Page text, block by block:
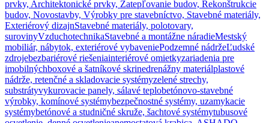
prvky, Architektonické prvky, Zatepľovanie budov, Rekonštrukcie
budov, Novostavby, Výrobky pre stavebníctvo, Stavebné materiály,
Exteriérový dizajnStavebné materiály, polotovary,
surovinyVzduchotechnikaStavebné a montážne náradieMestský
mobiliár, nábytok, exteriérové vybaveniePodzemné nádržeĽudské
zdrojebezbariérové riešeniainteriérové omietkyzariadenia pre
imobilnýchboxové a šatníkové skrinedrenážny materiálplastové
nádrže, retenčné a skladovacie systémyzelené strechy,
substrátyvykurovacie panely, sálavé teplobetónovo-stavebné
výrobky, komínové systémybezpečnostné systémy, uzamykacie
systémybetónové a studničné skruže, šachtové systémytubusové